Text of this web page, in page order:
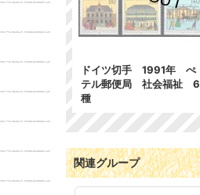
ドイツ切手 1991年 ぺ
テル郵便局 社会福祉 6
種
関連グループ